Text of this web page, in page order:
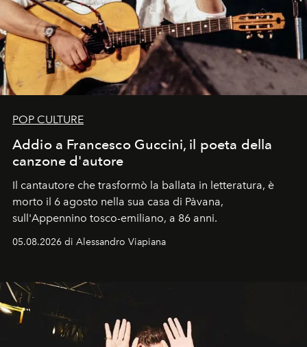
POP CULTURE
Addio a Francesco Guccini, il poeta della
canzone d'autore
Il cantautore che trasformò la ballata in letteratura, è
morto il 6 agosto nella sua casa di Pàvana,
sull'Appennino tosco-emiliano, a 86 anni.
05.08.2026 di Alessandro Viapiana